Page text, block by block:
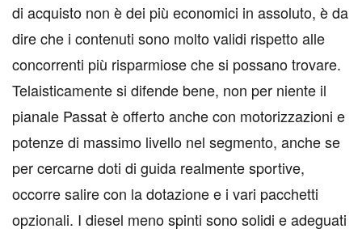
di acquisto non è dei più economici in assoluto, è da
dire che i contenuti sono molto validi rispetto alle
concorrenti più risparmiose che si possano trovare.
Telaisticamente si difende bene, non per niente il
pianale Passat è offerto anche con motorizzazioni e
potenze di massimo livello nel segmento, anche se
per cercarne doti di guida realmente sportive,
occorre salire con la dotazione e i vari pacchetti
opzionali. I diesel meno spinti sono solidi e adeguati